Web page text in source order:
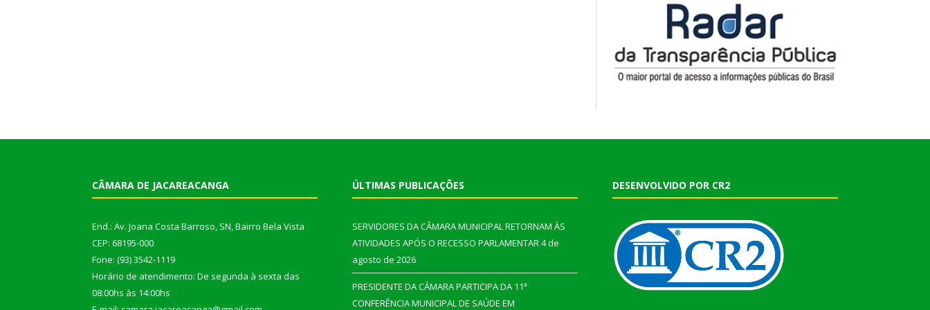
CÂMARA DE JACAREACANGA
End.: Av. Joana Costa Barroso, SN, Bairro Bela Vista
CEP: 68195-000
Fone: (93) 3542-1119
Horário de atendimento: De segunda à sexta das
08:00hs às 14:00hs
ÚLTIMAS PUBLICAÇÕES
SERVIDORES DA CÂMARA MUNICIPAL RETORNAM ÀS
ATIVIDADES APÓS O RECESSO PARLAMENTAR4 de
agosto de 2026
PRESIDENTE DA CÂMARA PARTICIPA DA 11ª
CONFERÊNCIA MUNICIPAL DE SAÚDE EM
DESENVOLVIDO POR CR2